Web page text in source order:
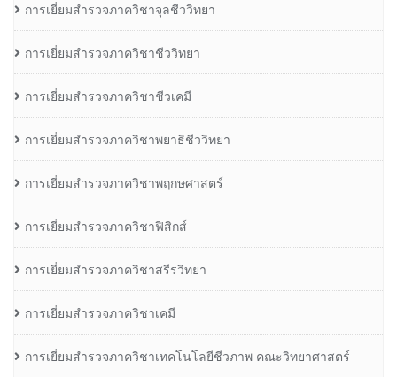
การเยี่ยมสำรวจภาควิชาจุลชีววิทยา
การเยี่ยมสำรวจภาควิชาชีววิทยา
การเยี่ยมสำรวจภาควิชาชีวเคมี
การเยี่ยมสำรวจภาควิชาพยาธิชีววิทยา
การเยี่ยมสำรวจภาควิชาพฤกษศาสตร์
การเยี่ยมสำรวจภาควิชาฟิสิกส์
การเยี่ยมสำรวจภาควิชาสรีรวิทยา
การเยี่ยมสำรวจภาควิชาเคมี
การเยี่ยมสำรวจภาควิชาเทคโนโลยีชีวภาพ คณะวิทยาศาสตร์